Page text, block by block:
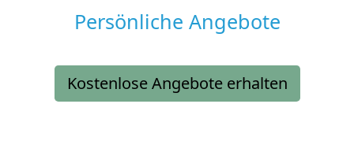
Persönliche Angebote
Kostenlose Angebote erhalten